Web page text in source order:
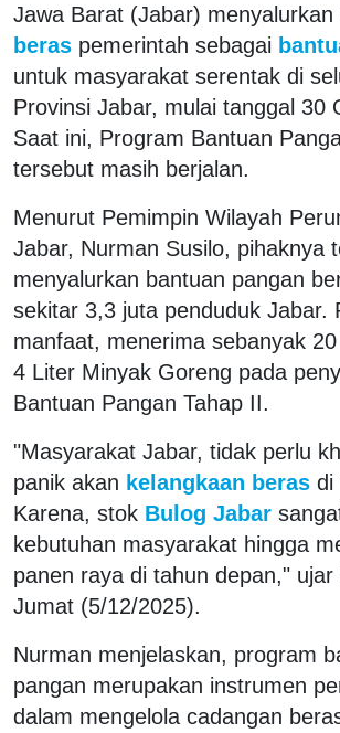
Jawa Barat (Jabar) menyalurkan
beras pemerintah sebagai
untuk masyarakat serentak di
Provinsi Jabar, mulai tanggal 30
Saat ini, Program Bantuan
tersebut masih berjalan.
Menurut Pemimpin Wilayah
Jabar, Nurman Susilo, pihaknya
menyalurkan bantuan pangan
sekitar 3,3 juta penduduk Jabar.
manfaat, menerima sebanyak
4 Liter Minyak Goreng pada
Bantuan Pangan Tahap II.
"Masyarakat Jabar, tidak perlu
panik akan kelangkaan beras di
Karena, stok Bulog Jabar
kebutuhan masyarakat hingga
panen raya di tahun depan," ujar
Jumat (5/12/2025).
Nurman menjelaskan, program
pangan merupakan instrumen
dalam mengelola cadangan